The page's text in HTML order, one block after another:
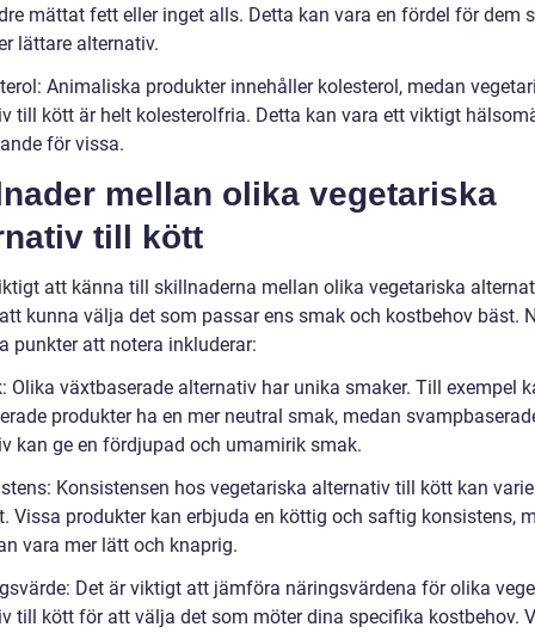
mättat fett eller inget alls. Detta kan vara en fördel för dem
lättare alternativ.
Animaliska produkter innehåller kolesterol, medan
till kött är helt kolesterolfria. Detta kan vara ett viktigt
för vissa.
mellan olika vegetariska
till kött
att känna till skillnaderna mellan olika vegetariska
kunna välja det som passar ens smak och kostbehov bäst.
punkter att notera inkluderar:
Olika växtbaserade alternativ har unika smaker. Till exempel
produkter ha en mer neutral smak, medan
kan ge en fördjupad och umamirik smak.
Konsistensen hos vegetariska alternativ till kött kan
Vissa produkter kan erbjuda en köttig och saftig konsistens,
vara mer lätt och knaprig.
Det är viktigt att jämföra näringsvärdena för olika
till kött för att välja det som möter dina specifika kostbehov.